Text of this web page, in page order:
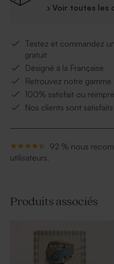
› Voir toutes les
Testez et commandez
gratuit
Désigné à la Française
Retrouvez notre gamme
100% satisfait ou
Nos clients sont
92 % nous
utilisateurs.
Produits associés